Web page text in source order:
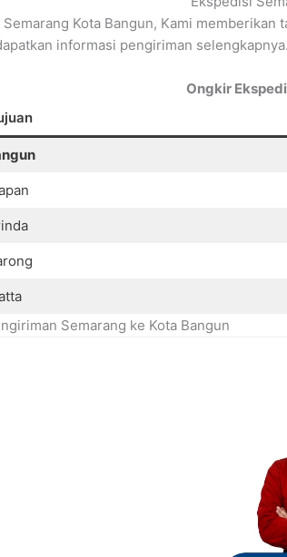
Kota Bangun, Kami
informasi pengiriman selengkapnya.
Ongkir
Semarang ke Kota Bangun